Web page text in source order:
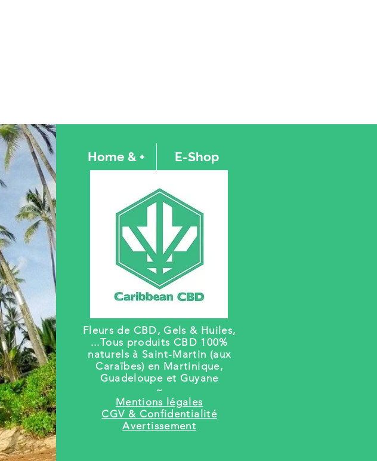
Home & + E-Shop
Fleurs de CBD, Gels & Huiles,
...Tous produits CBD 100%
naturels à Saint-Martin (aux
Caraïbes) en Martinique,
Guadeloupe et Guyane
~
Mentions légales
CGV & Confidentialité
Avertissement